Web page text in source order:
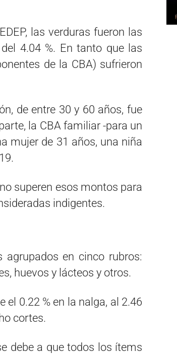
las verduras fueron las
4.04 %. En tanto que las
de la CBA) sufrieron
de entre 30 y 60 años, fue
la CBA familiar -para un
mujer de 31 años, una niña
superen esos montos para
indigentes.
en cinco rubros:
huevos y lácteos y otros.
0.22 % en la nalga, al 2.46
cortes.
debe a que todos los ítems